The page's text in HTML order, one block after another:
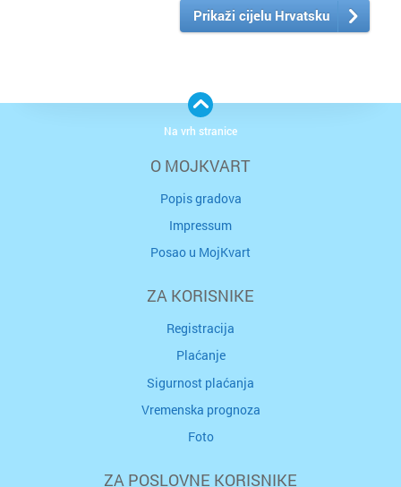
Prikaži cijelu Hrvatsku
O MOJKVART
Popis gradova
Impressum
Posao u MojKvart
ZA KORISNIKE
Registracija
Plaćanje
Sigurnost plaćanja
Vremenska prognoza
Foto
ZA POSLOVNE KORISNIKE
Na vrh stranice